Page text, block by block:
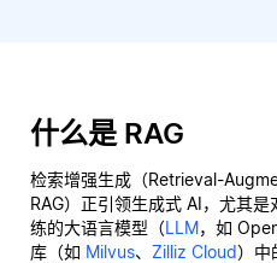
什么是 RAG
检索增强生成（Retrieval-
RAG）正引领生成式 AI，尤其
练的大语言模型（LLM，如
库（如 Milvus、 Zilliz Cloud）中